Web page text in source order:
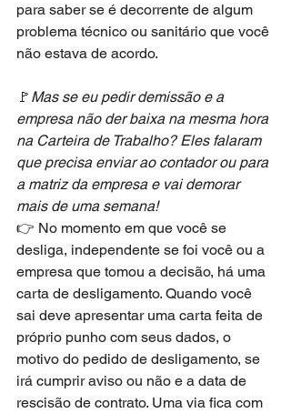
para saber se é decorrente de algum
problema técnico ou sanitário que você
não estava de acordo.
🚩 Mas se eu pedir demissão e a
empresa não der baixa na mesma hora
na Carteira de Trabalho? Eles falaram
que precisa enviar ao contador ou para
a matriz da empresa e vai demorar
mais de uma semana!
👉 No momento em que você se
desliga, independente se foi você ou a
empresa que tomou a decisão, há uma
carta de desligamento. Quando você
sai deve apresentar uma carta feita de
próprio punho com seus dados, o
motivo do pedido de desligamento, se
irá cumprir aviso ou não e a data de
rescisão de contrato. Uma via fica com